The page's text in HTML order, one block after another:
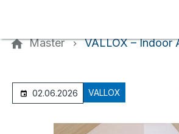
Master VALLOX – Indoor
02.06.2026 VALLOX